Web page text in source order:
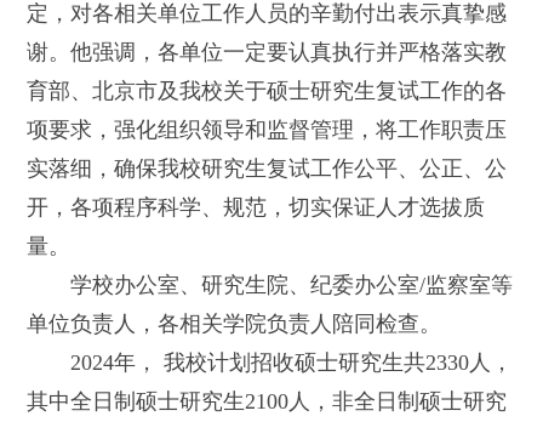
定，对各相关单位工作人员的辛勤付出表示真挚感
谢。他强调，各单位一定要认真执行并严格落实教
育部、北京市及我校关于硕士研究生复试工作的各
项要求，强化组织领导和监督管理，将工作职责压
实落细，确保我校研究生复试工作公平、公正、公
开，各项程序科学、规范，切实保证人才选拔质
量。
学校办公室、研究生院、纪委办公室/监察室等
单位负责人，各相关学院负责人陪同检查。
2024年， 我校计划招收硕士研究生共2330人，
其中全日制硕士研究生2100人，非全日制硕士研究